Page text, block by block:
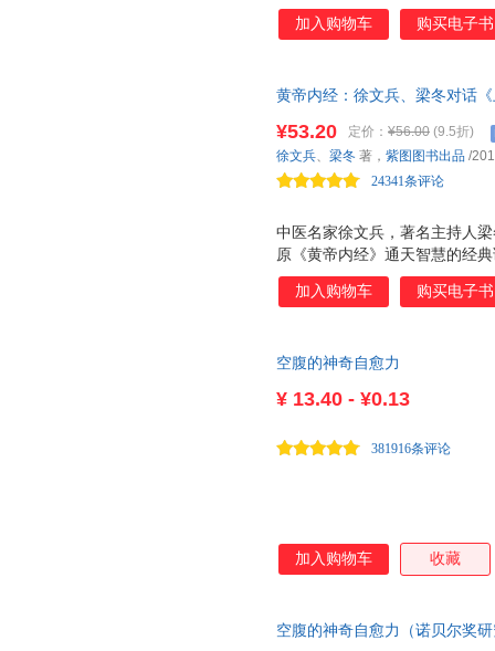
为 众方之祖 ，尊为 经方 。书
的基本原则。张仲景在这本书
喜马拉雅FM的 传奇大国医：
论》中的方剂的使用情况，帮
相似病症时，我们也能自己在
用
加入购物车 购买电子书
黄帝内经：徐文兵、梁冬对话
中医名家徐文兵，著名主持人
原《黄帝内经》通天智慧的经
的养生医书，实际上，它更是
死的实用心理学巨著。 很多书
书中的 天真 两字，一切都会变
¥53.20 定价： ¥56.00 (9.5折)
24341条评论
徐文兵、 梁冬 著， 紫图图书出品 /
加入购物车 购买电子书
空腹的神奇自愈力
¥ 13.40 - ¥0.13
381916条评论
加入购物车 收藏
空腹的神奇自愈力（诺贝尔奖